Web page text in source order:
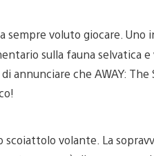
sempre voluto giocare. Uno
sulla fauna selvatica e
che AWAY: The
volante. La